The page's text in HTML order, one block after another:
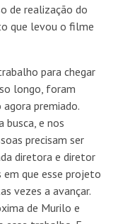
de realização do
que levou o filme
para chegar
longo, foram
premiado.
busca, e nos
precisam ser
diretora e diretor
que esse projeto
vezes a avançar.
de Murilo e